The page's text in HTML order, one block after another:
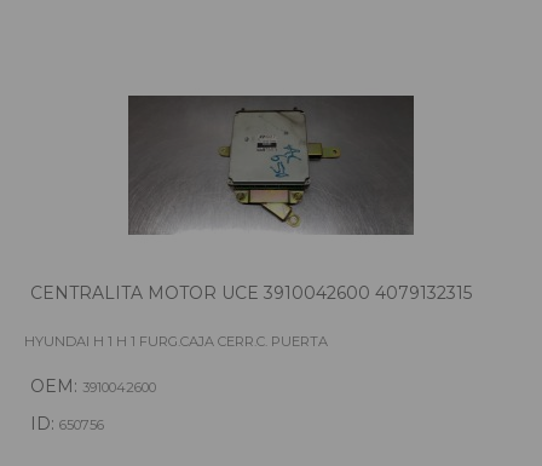
CENTRALITA MOTOR UCE 3910042600 4079132315
HYUNDAI H 1 H 1 FURG.CAJA CERR.C. PUERTA
OEM: 3910042600
ID: 650756